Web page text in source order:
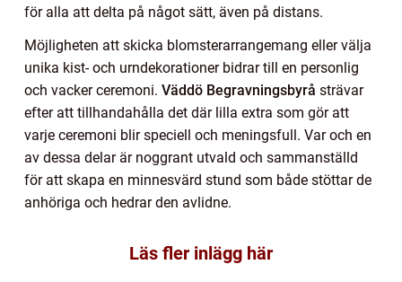
för alla att delta på något sätt, även på distans.
Möjligheten att skicka blomsterarrangemang eller välja
unika kist- och urndekorationer bidrar till en personlig
och vacker ceremoni. Väddö Begravningsbyrå strävar
efter att tillhandahålla det där lilla extra som gör att
varje ceremoni blir speciell och meningsfull. Var och en
av dessa delar är noggrant utvald och sammanställd
för att skapa en minnesvärd stund som både stöttar de
anhöriga och hedrar den avlidne.
Läs fler inlägg här